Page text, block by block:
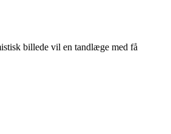
billede vil en tandlæge med få